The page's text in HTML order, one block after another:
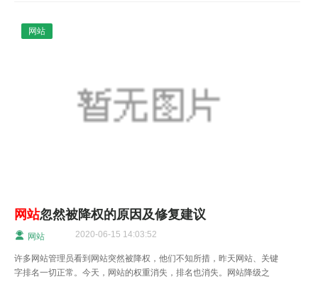
网站
网站忽然被降权的原因及修复建议
网站 2020-06-15 14:03:52
许多网站管理员看到网站突然被降权，他们不知所措，昨天网站、关键
字排名一切正常。今天，网站的权重消失，排名也消失。网站降级之